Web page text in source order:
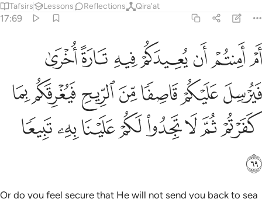
Tafsirs Lessons Reflections Qira'at
17:69
ام امنتم ان يعيدكم فيه تارة اخرى فيرسل عليكم قاصفا من الريح
أَمْ أَمِنتُمْ أَن يُعِيدَكُمْ فِيهِ تَارَةً أُخْرَىٰ فَيُرْسِلَ عَلَيْكُمْ قَاصِفًۭا مِّنَ ٱلرِّيحِ
ﱦﱧﱨﱩﱪﱫﱬ
ﱭﱮﱯﱰﱱﱲﱳ
ﱴﱵﱶﱷﱸﱹﱺﱻ
ﱼ
Or do you feel secure that He will not send you back to sea